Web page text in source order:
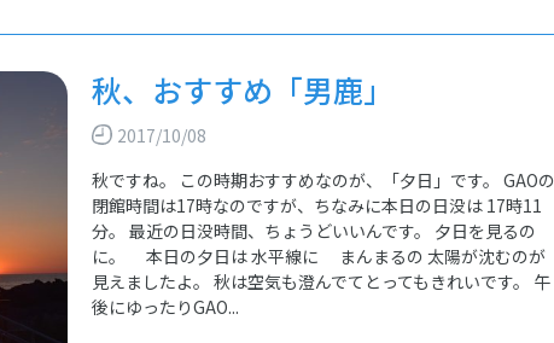
秋、おすすめ「男鹿」
2017/10/08
秋ですね。 この時期おすすめなのが、「夕日」です。 GAOの
閉館時間は17時なのですが、ちなみに本日の日没は 17時11
分。 最近の日没時間、ちょうどいいんです。 夕日を見るの
に。 本日の夕日は 水平線に まんまるの 太陽が沈むのが
見えましたよ。 秋は空気も澄んでてとってもきれいです。 午
後にゆったりGAO...